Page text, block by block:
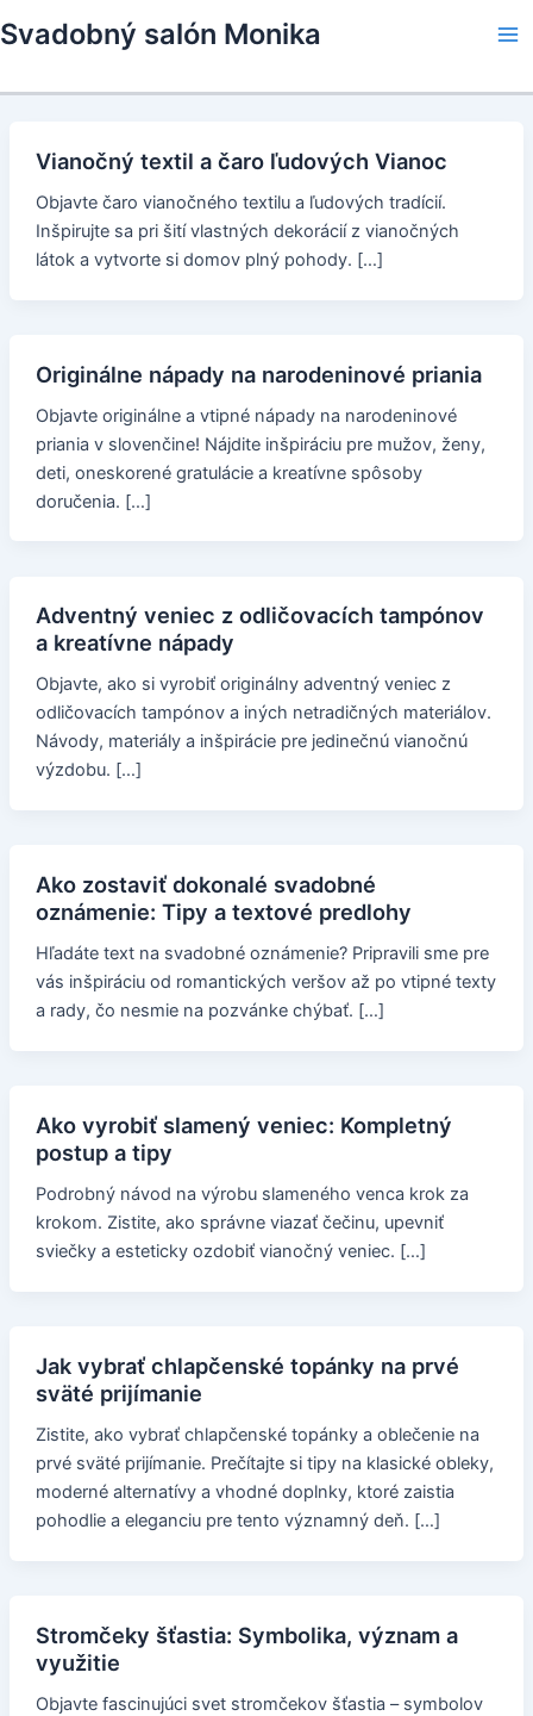
to
Svadobný salón Monika
Vianočný textil a čaro ľudových Vianoc
Objavte čaro vianočného textilu a ľudových tradícií.
Inšpirujte sa pri šití vlastných dekorácií z vianočných
látok a vytvorte si domov plný pohody. […]
Originálne nápady na narodeninové priania
Objavte originálne a vtipné nápady na narodeninové
priania v slovenčine! Nájdite inšpiráciu pre mužov, ženy,
deti, oneskorené gratulácie a kreatívne spôsoby
doručenia. […]
Adventný veniec z odličovacích tampónov
a kreatívne nápady
Objavte, ako si vyrobiť originálny adventný veniec z
odličovacích tampónov a iných netradičných materiálov.
Návody, materiály a inšpirácie pre jedinečnú vianočnú
výzdobu. […]
Ako zostaviť dokonalé svadobné
oznámenie: Tipy a textové predlohy
Hľadáte text na svadobné oznámenie? Pripravili sme pre
vás inšpiráciu od romantických veršov až po vtipné texty
a rady, čo nesmie na pozvánke chýbať. […]
Ako vyrobiť slamený veniec: Kompletný
postup a tipy
Podrobný návod na výrobu slameného venca krok za
krokom. Zistite, ako správne viazať čečinu, upevniť
sviečky a esteticky ozdobiť vianočný veniec. […]
Jak vybrať chlapčenské topánky na prvé
sväté prijímanie
Zistite, ako vybrať chlapčenské topánky a oblečenie na
prvé sväté prijímanie. Prečítajte si tipy na klasické obleky,
moderné alternatívy a vhodné doplnky, ktoré zaistia
pohodlie a eleganciu pre tento významný deň. […]
Stromčeky šťastia: Symbolika, význam a
využitie
Objavte fascinujúci svet stromčekov šťastia – symbolov